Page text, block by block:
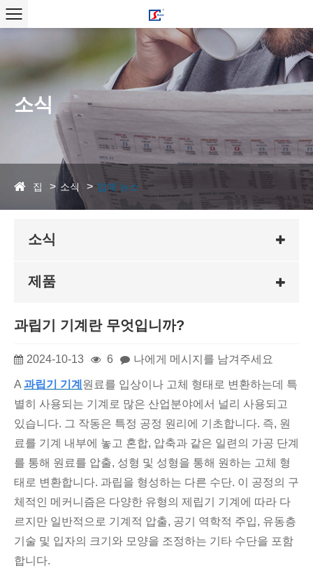
소식
집 소식 업계 뉴스
소식
제품
과립기 기계란 무엇입니까?
2024-10-13 6 나에게 메시지를 남겨주세요
A 과립기 기계 원료를 입상이나 고체 형태로 변환하는데 특
별히 사용되는 기계로 많은 산업분야에서 널리 사용되고
있습니다. 그 작동은 특정 공정 원리에 기초합니다. 즉, 원
료를 기계 내부에 놓고 혼합, 압축과 같은 일련의 가공 단계
를 통해 원료를 압출, 성형 및 성형을 통해 원하는 고체 형
태로 변환합니다. 과립을 형성하는 다른 수단. 이 공정의 구
체적인 메커니즘은 다양한 유형의 제립기 기계에 따라 다
르지만 일반적으로 기계적 압출, 공기 역학적 주입, 유동층
기술 및 입자의 크기와 모양을 조정하는 기타 수단을 포함
합니다.